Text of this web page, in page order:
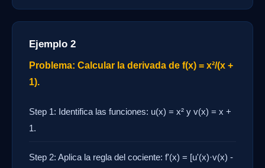
Ejemplo 2
Problema: Calcular la derivada de f(x) = x²/(x +
1).
Step 1: Identifica las funciones: u(x) = x² y v(x) = x +
1.
Step 2: Aplica la regla del cociente: f'(x) = [u'(x)·v(x) -